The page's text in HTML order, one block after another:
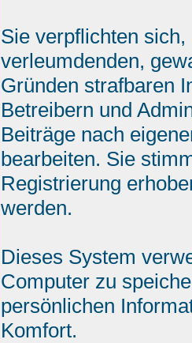
Sie verpflichten
verleumdenden,
Gründen strafbaren
Betreibern und
Beiträge nach
bearbeiten. Sie
Registrierung
werden.
Dieses System
Computer zu
persönlichen
Komfort.